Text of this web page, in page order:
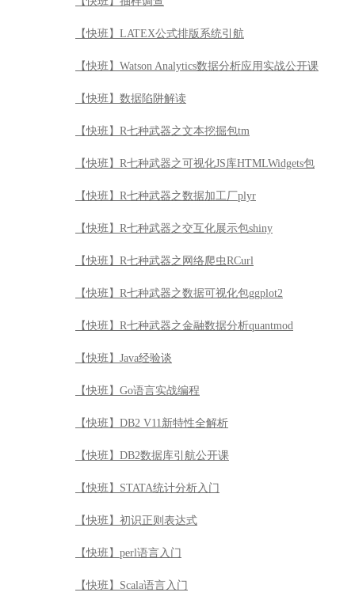
【快班】R七种武器之可视化JS库HTMLWidgets包
【快班】R七种武器之数据加工厂plyr
【快班】R七种武器之交互化展示包shiny
【快班】R七种武器之网络爬虫RCurl
【快班】R七种武器之数据可视化包ggplot2
【快班】R七种武器之金融数据分析quantmod
【快班】Java经验谈
【快班】Go语言实战编程
【快班】DB2 V11新特性全解析
【快班】DB2数据库引航公开课
【快班】STATA统计分析入门
【快班】初识正则表达式
【快班】perl语言入门
【快班】Scala语言入门
【快班】Spark企业级大数据项目实战
【快班】数据库引擎与SQL优化器开发
【快班】知识图谱实战
【快班】【百万年薪系列】视觉的盛宴：深度玩转人脸识
【快班】深入浅出设计模式